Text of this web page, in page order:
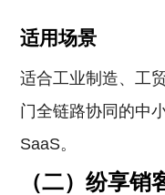
适用场景
适合工业制造、工
门全链路协同的中
SaaS。
（二）纷享销